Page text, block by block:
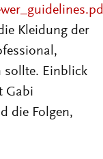
Kleidung der
sollte. Einblick
Gabi
die Folgen,